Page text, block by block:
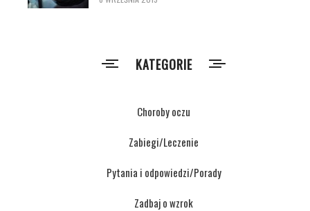
KATEGORIE
Choroby oczu
Zabiegi/Leczenie
Pytania i odpowiedzi/Porady
Zadbaj o wzrok